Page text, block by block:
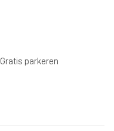
Gratis parkeren